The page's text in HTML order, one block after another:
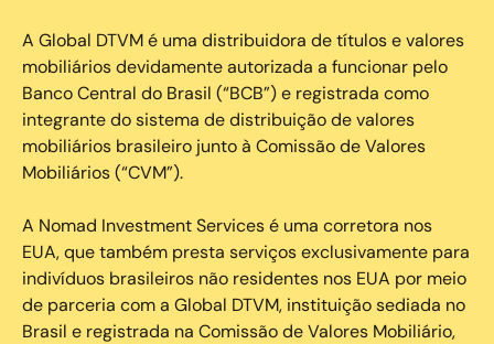
A Global DTVM é uma distribuidora de títulos e valores
mobiliários devidamente autorizada a funcionar pelo
Banco Central do Brasil (“BCB”) e registrada como
integrante do sistema de distribuição de valores
mobiliários brasileiro junto à Comissão de Valores
Mobiliários (“CVM”).
‍A Nomad Investment Services é uma corretora nos
EUA, que também presta serviços exclusivamente para
indivíduos brasileiros não residentes nos EUA por meio
de parceria com a Global DTVM, instituição sediada no
Brasil e registrada na Comissão de Valores Mobiliário,